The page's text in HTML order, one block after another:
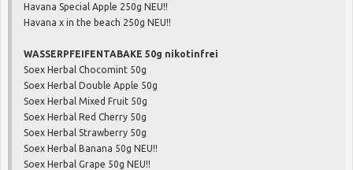
Havana Special Apple 250g NEU!!
Havana x in the beach 250g NEU!!
WASSERPFEIFENTABAKE 50g nikotinfrei
Soex Herbal Chocomint 50g
Soex Herbal Double Apple 50g
Soex Herbal Mixed Fruit 50g
Soex Herbal Red Cherry 50g
Soex Herbal Strawberry 50g
Soex Herbal Banana 50g NEU!!
Soex Herbal Grape 50g NEU!!